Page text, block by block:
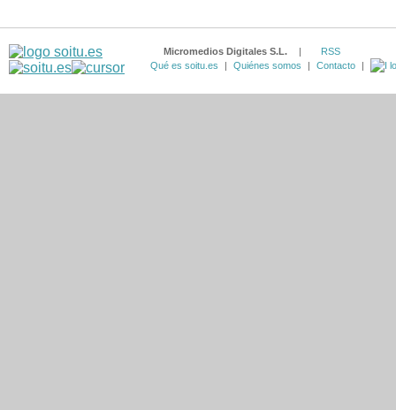
Micromedios Digitales S.L. |
RSS
Qué es soitu.es
| Quiénes somos | Contacto |